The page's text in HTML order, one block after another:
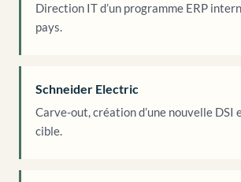
Direction IT d’un programme ERP
pays.
Schneider Electric
Carve-out, création d’une nouvelle DSI
cible.